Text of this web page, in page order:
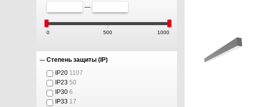
—
0 500 1000
Степень защиты (IP)
IP20 1107
IP23 50
IP30 6
IP33 17